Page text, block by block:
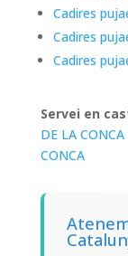
Cadires
Cadires
Cadires
Servei en
DE LA CONCA
CONCA